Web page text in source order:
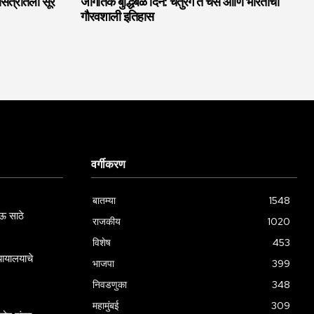
सूर
जागतिक बुद्धिबळ दिन: चतुरंग ते चेस आणि भारताचा
गौरवशाली इतिहास
साठे
वर्गीकरण
बातम्या
1548
राजकीय
1020
विशेष
453
भाजपा
399
निवडणुका
348
महामुंबई
309